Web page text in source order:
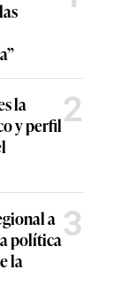
la
y perfil2
a
política
la
3